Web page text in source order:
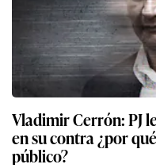
Vladimir Cerrón: PJ
en su contra ¿por
público?